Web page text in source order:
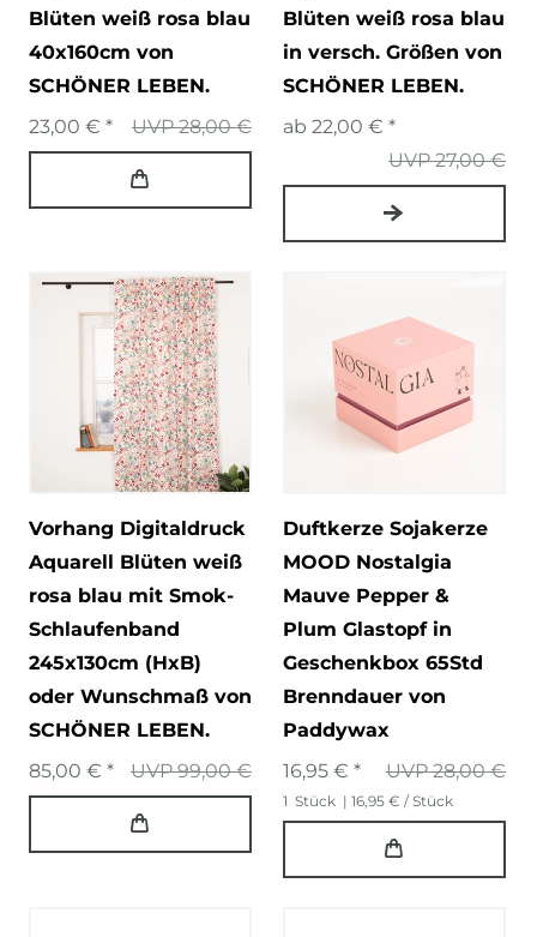
Blüten weiß rosa blau
40x160cm von
SCHÖNER LEBEN.
UVP 28,00 €
23,00 € *
Blüten weiß rosa blau
in versch. Größen von
SCHÖNER LEBEN.
UVP 27,00 €
ab 22,00 € *
Vorhang Digitaldruck
Aquarell Blüten weiß
rosa blau mit Smok-
Schlaufenband
245x130cm (HxB)
oder Wunschmaß von
SCHÖNER LEBEN.
UVP 99,00 €
85,00 € *
Duftkerze Sojakerze
MOOD Nostalgia
Mauve Pepper &
Plum Glastopf in
Geschenkbox 65Std
Brenndauer von
Paddywax
UVP 28,00 €
16,95 € *
1 Stück | 16,95 € / Stück